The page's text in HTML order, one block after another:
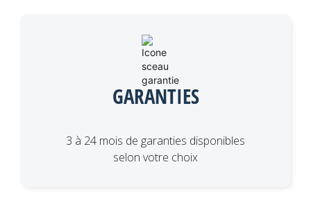
GARANTIES
3 à 24 mois de garanties disponibles
selon votre choix